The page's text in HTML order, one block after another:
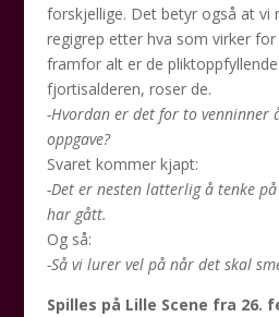
forskjellige. Det betyr også at vi
regigrep etter hva som virker
framfor alt er de
fjortisalderen, roser de.
-Hvordan er det for to venninner
oppgave?
Svaret kommer kjapt:
-Det er nesten latterlig å tenke
har gått.
Og så:
-Så vi lurer vel på når det skal
Spilles på Lille Scene fra 26.